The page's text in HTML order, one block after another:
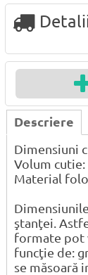
Descriere
Dimensiuni
Volum
Material
ştanţei.
formate pot
funcţie de:
se măsoară